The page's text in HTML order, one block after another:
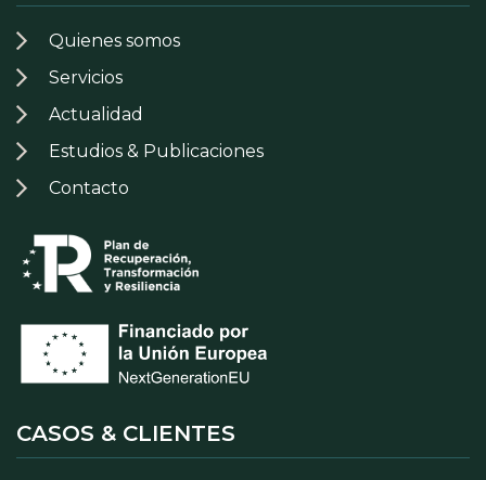
Quienes somos
Servicios
Actualidad
Estudios & Publicaciones
Contacto
CASOS & CLIENTES